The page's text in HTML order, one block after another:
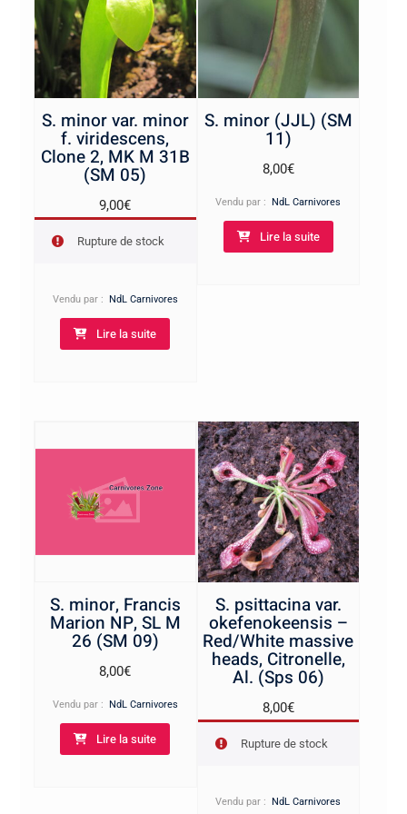
S. minor var. minor
f. viridescens,
Clone 2, MK M 31B
(SM 05)
9,00€
Rupture de stock
Vendu par : NdL Carnivores
Lire la suite
S. minor (JJL) (SM
11)
8,00€
Vendu par :NdL Carnivores
Lire la suite
S. minor, Francis
Marion NP, SL M
26 (SM 09)
8,00€
Vendu par : NdL Carnivores
Lire la suite
S. psittacina var.
okefenokeensis –
Red/White massive
heads, Citronelle,
Al. (Sps 06)
8,00€
Rupture de stock
Vendu par : NdL Carnivores